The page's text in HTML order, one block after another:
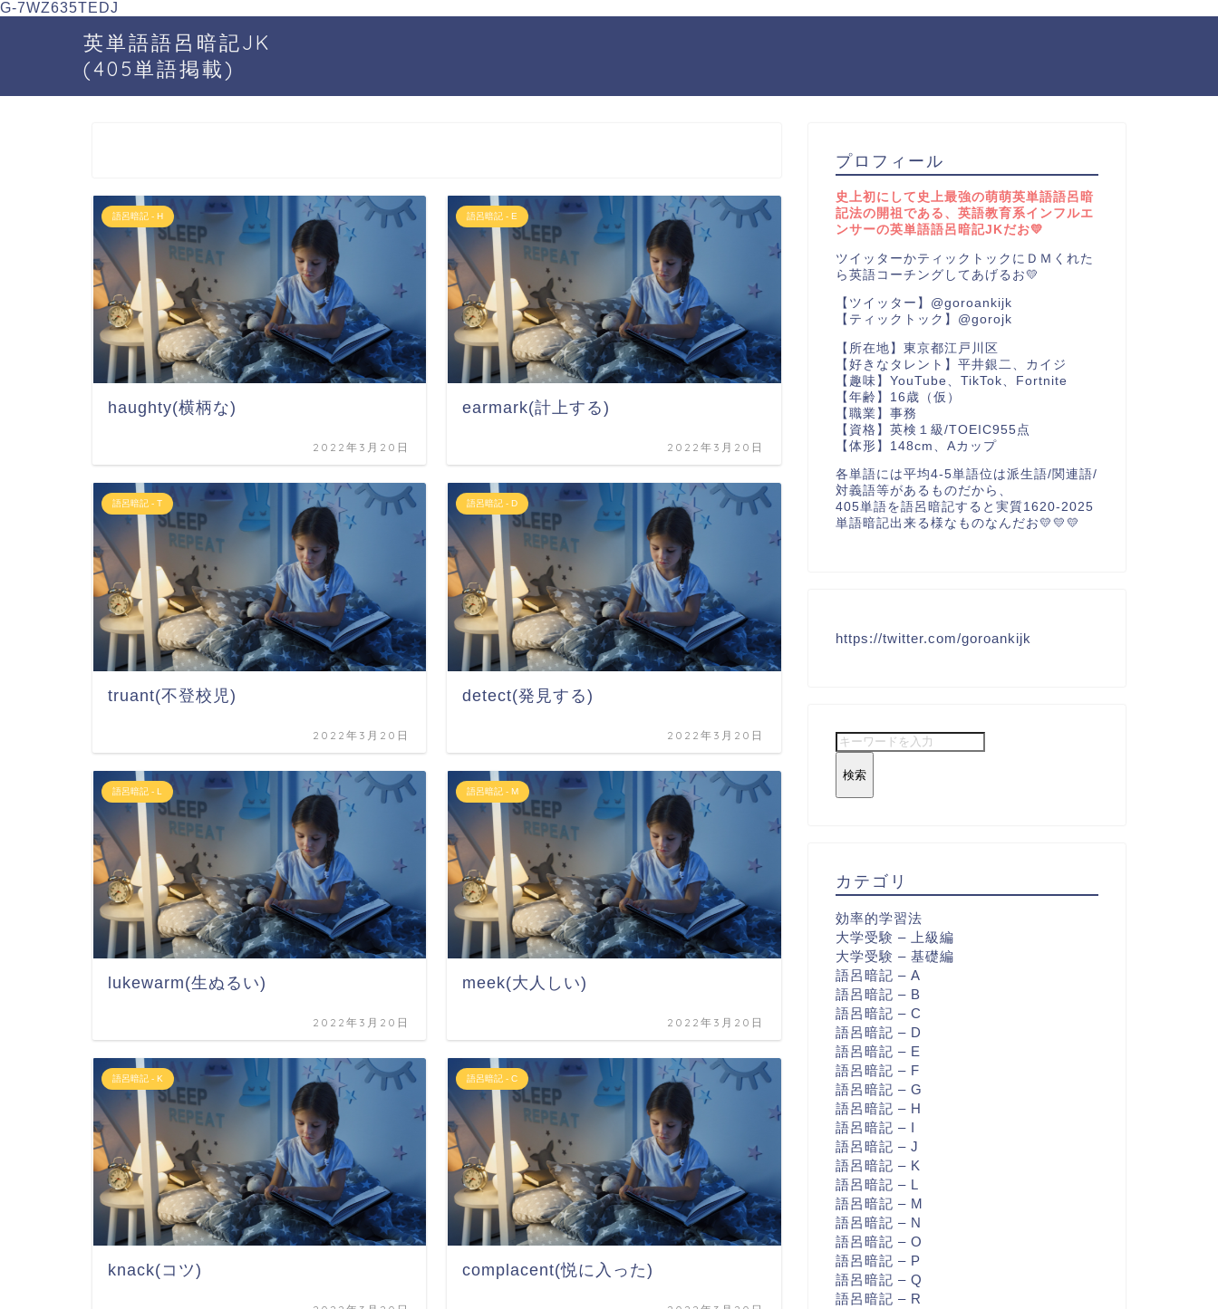
G-7WZ635TEDJ
英単語語呂暗記JK
(405単語掲載)
語呂暗記 - H
haughty(横柄な)
2022年3月20日
語呂暗記 - E
earmark(計上する)
2022年3月20日
語呂暗記 - T
truant(不登校児)
2022年3月20日
語呂暗記 - D
detect(発見する)
2022年3月20日
語呂暗記 - L
lukewarm(生ぬるい)
2022年3月20日
語呂暗記 - M
meek(大人しい)
2022年3月20日
語呂暗記 - K
knack(コツ)
語呂暗記 - C
complacent(悦に入った)
プロフィール
史上初にして史上最強の萌萌英単語語呂暗
記法の開祖である、英語教育系インフルエ
ンサーの英単語語呂暗記JKだお💛
ツイッターかティックトックにＤＭくれた
ら英語コーチングしてあげるお💛
【ツイッター】@goroankijk
【ティックトック】@gorojk
【所在地】東京都江戸川区
【好きなタレント】平井銀二、カイジ
【趣味】YouTube、TikTok、Fortnite
【年齢】16歳（仮）
【職業】事務
【資格】英検１級/TOEIC955点
【体形】148cm、Aカップ
各単語には平均4-5単語位は派生語/関連語/
対義語等があるものだから、
405単語を語呂暗記すると実質1620-2025
単語暗記出来る様なものなんだお💛💛💛
https://twitter.com/goroankijk
検索
カテゴリ
効率的学習法
大学受験 – 上級編
大学受験 – 基礎編
語呂暗記 – A
語呂暗記 – B
語呂暗記 – C
語呂暗記 – D
語呂暗記 – E
語呂暗記 – F
語呂暗記 – G
語呂暗記 – H
語呂暗記 – I
語呂暗記 – J
語呂暗記 – K
語呂暗記 – L
語呂暗記 – M
語呂暗記 – N
語呂暗記 – O
語呂暗記 – P
語呂暗記 – Q
語呂暗記 – R